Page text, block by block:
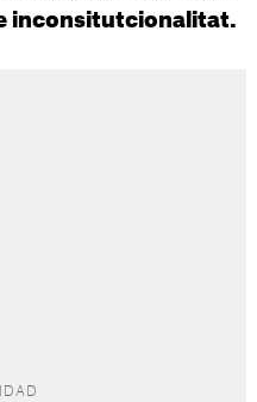
inconsitutcionalitat.